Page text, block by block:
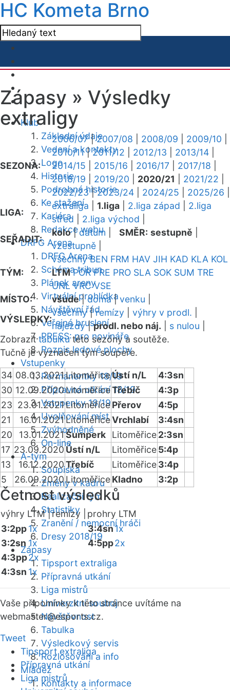
HC Kometa Brno
Klub
Základní údaje
Vedení a kontakty
Logo
Historie
Podrobná historie
Ke stažení
Kariéra
Redakce webu
DRFG Arena
DRFG Arena
Schéma tribun
Plánek areny
Virtuální prohlídka
Návštěvní řád
Veřejné bruslení
PRESS: pro novináře
Rozpis ledové plochy
Vstupenky
Permanentky 18/19
Přípravná utkání 18/19
Vstupenky 18/19
Uvolňování míst
Zvýhodněné
On-line
A-tým
Soupiska
Změny v kádru
Realizační tým
Statistiky
Zranění / nemocní hráči
Dresy 2018/19
Zápasy
Tipsport extraliga
Přípravná utkání
Liga mistrů
Univerzitní souboj
Návštěvnost
Tabulka
Výsledkový servis
Rozlosování a info
Mládež
Kontakty a informace
Zápasy » Výsledky
extraligy
SEZONA:
2006/07|2007/08 2008/09 2009/10
2010/11|2011/12 2012/13 2013/14
2014/15
2015/16 2016/17 2017/18
2018/19
2019/20 2020/21 2021/22
2022/23|2023/24 2024/25 2025/26
LIGA:
extraliga 1.liga 2.liga západ
2.liga
střed
2.liga východ
SEŘADIT:
kolo|datum SMĚR: sestupně
vzestupně
TÝM:
všechny BEN FRM HAV JIH KAD KLA KOL
LTM POR PRE PRO SLA SOK SUM TRE
UNL VRC VSE
MÍSTO:
všude|doma|venku
VÝSLEDKY:
všechny|remízy výhry v prodl.
nájezdy|prodl. nebo náj. s nulou
Zobrazittabulkutéto sezóny a soutěže.
Tučně je vyznačen tým soupeře.
34 08.03.2021LitoměřiceÚstí n/L
4:3sn
30 12.09.2020LitoměřiceTřebíč
4:3p
23 23.01.2021LitoměřicePřerov
4:5p
21
16.01.2021 LitoměřiceVrchlabí
3:4sn
20
13.01.2021Šumperk Litoměřice2:3sn
17 23.09.2020 Ústí n/L Litoměřice5:4p
13
16.12.2020Třebíč Litoměřice3:4p
5
26.09.2020LitoměřiceKladno 3:2p
Četnost výsledků
výhry LTM |remízy |
prohry LTM
3:2pp1x
3:2sn 1x
4:3pp2x
4:3sn 1x
3:4sn1x
4:5pp2x
Vaše připomínky k této stránce uvítáme na
webmaster@esports.cz.
Tweet
Tipsport extraliga
Přípravná utkání
Liga mistrů